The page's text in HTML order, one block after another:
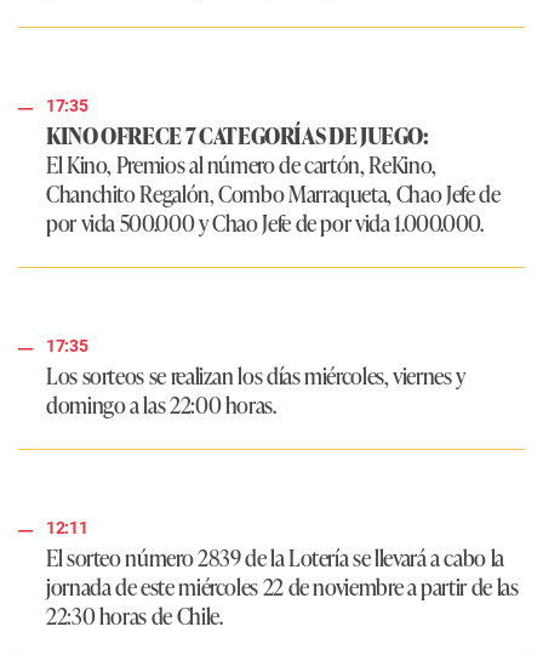
17:35
KINO OFRECE 7 CATEGORÍAS DE JUEGO:
El Kino, Premios al número de cartón, ReKino,
Chanchito Regalón, Combo Marraqueta, Chao Jefe de
por vida 500.000 y Chao Jefe de por vida 1.000.000.
17:35
Los sorteos se realizan los días miércoles, viernes y
domingo a las 22:00 horas.
12:11
El sorteo número 2839 de la Lotería se llevará a cabo la
jornada de este miércoles 22 de noviembre a partir de las
22:30 horas de Chile.